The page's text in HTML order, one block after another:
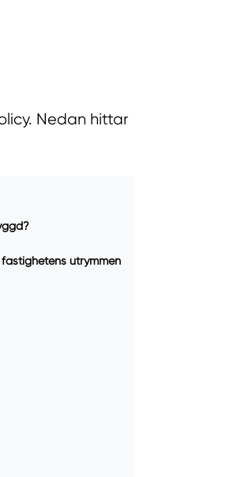
Nedan hittar
utrymmen